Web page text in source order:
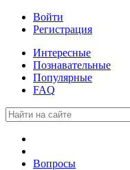
Войти
Регистрация
Интересные
Познавательные
Популярные
FAQ
Вопросы